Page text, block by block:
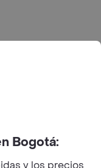
Bogotá:
y los precios